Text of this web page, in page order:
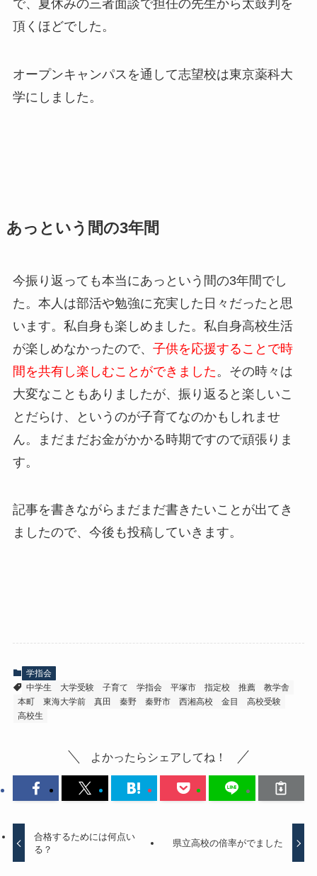
で、夏休みの三者面談で担任の先生から太鼓判を
頂くほどでした。
オープンキャンパスを通して志望校は東京薬科大
学にしました。
あっという間の3年間
今振り返っても本当にあっという間の3年間でし
た。本人は部活や勉強に充実した日々だったと思
います。私自身も楽しめました。私自身高校生活
が楽しめなかったので、 子供を応援することで時
間を共有し楽しむことができました 。その時々は
大変なこともありましたが、振り返ると楽しいこ
とだらけ、というのが子育てなのかもしれませ
ん。まだまだお金がかかる時期ですので頑張りま
す。
記事を書きながらまだまだ書きたいことが出てき
ましたので、今後も投稿していきます。
学指会
中学生
大学受験 子育て 学指会 平塚市 指定校 推薦
教学舎
本町
東海大学前 真田 秦野 秦野市 西湘高校 金目
高校受験
高校生
よかったらシェアしてね！
合格するためには何点い
る？
県立高校の倍率がでました